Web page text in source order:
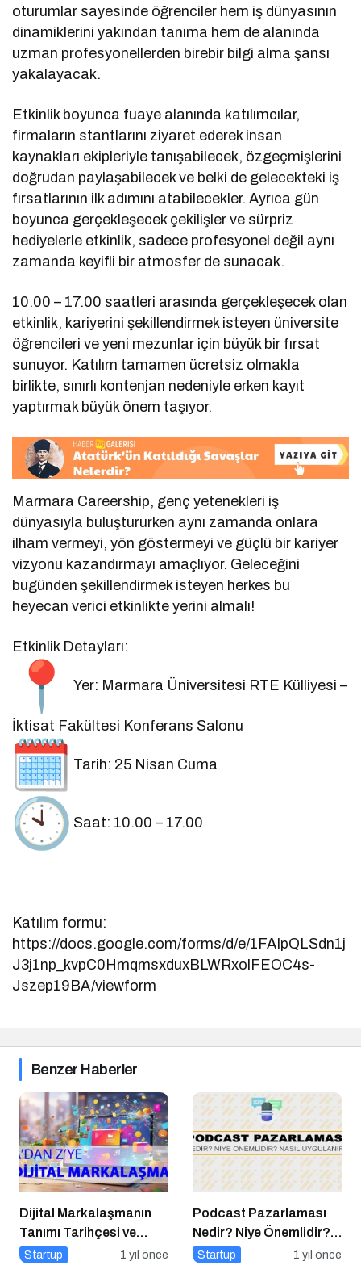
oturumlar sayesinde öğrenciler hem iş dünyasının
dinamiklerini yakından tanıma hem de alanında
uzman profesyonellerden birebir bilgi alma şansı
yakalayacak.
Etkinlik boyunca fuaye alanında katılımcılar,
firmaların stantlarını ziyaret ederek insan
kaynakları ekipleriyle tanışabilecek, özgeçmişlerini
doğrudan paylaşabilecek ve belki de gelecekteki iş
fırsatlarının ilk adımını atabilecekler. Ayrıca gün
boyunca gerçekleşecek çekilişler ve sürpriz
hediyelerle etkinlik, sadece profesyonel değil aynı
zamanda keyifli bir atmosfer de sunacak.
10.00 – 17.00 saatleri arasında gerçekleşecek olan
etkinlik, kariyerini şekillendirmek isteyen üniversite
öğrencileri ve yeni mezunlar için büyük bir fırsat
sunuyor. Katılım tamamen ücretsiz olmakla
birlikte, sınırlı kontenjan nedeniyle erken kayıt
yaptırmak büyük önem taşıyor.
Marmara Careership, genç yetenekleri iş
dünyasıyla buluştururken aynı zamanda onlara
ilham vermeyi, yön göstermeyi ve güçlü bir kariyer
vizyonu kazandırmayı amaçlıyor. Geleceğini
bugünden şekillendirmek isteyen herkes bu
heyecan verici etkinlikte yerini almalı!
Etkinlik Detayları:
Yer: Marmara Üniversitesi RTE Külliyesi –
İktisat Fakültesi Konferans Salonu
Tarih: 25 Nisan Cuma
Saat: 10.00 – 17.00
Katılım formu:
https://docs.google.com/forms/d/e/1FAIpQLSdn1j
J3j1np_kvpC0HmqmsxduxBLWRxolFEOC4s-
Jszep19BA/viewform
Benzer Haberler
Dijital Markalaşmanın
Tanımı Tarihçesi ve
Önemi
Startup 1 yıl önce
Podcast Pazarlaması
Nedir? Niye Önemlidir?
Podcast Pazarlaması
Startup 1 yıl önce